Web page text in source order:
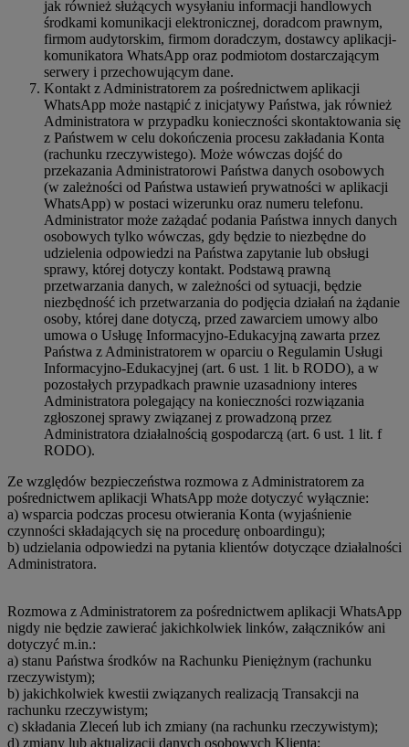
jak również służących wysyłaniu informacji handlowych
środkami komunikacji elektronicznej, doradcom prawnym,
firmom audytorskim, firmom doradczym, dostawcy aplikacji-
komunikatora WhatsApp oraz podmiotom dostarczającym
serwery i przechowującym dane.
Kontakt z Administratorem za pośrednictwem aplikacji
WhatsApp może nastąpić z inicjatywy Państwa, jak również
Administratora w przypadku konieczności skontaktowania się
z Państwem w celu dokończenia procesu zakładania Konta
(rachunku rzeczywistego). Może wówczas dojść do
przekazania Administratorowi Państwa danych osobowych
(w zależności od Państwa ustawień prywatności w aplikacji
WhatsApp) w postaci wizerunku oraz numeru telefonu.
Administrator może zażądać podania Państwa innych danych
osobowych tylko wówczas, gdy będzie to niezbędne do
udzielenia odpowiedzi na Państwa zapytanie lub obsługi
sprawy, której dotyczy kontakt. Podstawą prawną
przetwarzania danych, w zależności od sytuacji, będzie
niezbędność ich przetwarzania do podjęcia działań na żądanie
osoby, której dane dotyczą, przed zawarciem umowy albo
umowa o Usługę Informacyjno-Edukacyjną zawarta przez
Państwa z Administratorem w oparciu o Regulamin Usługi
Informacyjno-Edukacyjnej (art. 6 ust. 1 lit. b RODO), a w
pozostałych przypadkach prawnie uzasadniony interes
Administratora polegający na konieczności rozwiązania
zgłoszonej sprawy związanej z prowadzoną przez
Administratora działalnością gospodarczą (art. 6 ust. 1 lit. f
RODO).
Ze względów bezpieczeństwa rozmowa z Administratorem za
pośrednictwem aplikacji WhatsApp może dotyczyć wyłącznie:
a) wsparcia podczas procesu otwierania Konta (wyjaśnienie
czynności składających się na procedurę onboardingu);
b) udzielania odpowiedzi na pytania klientów dotyczące działalności
Administratora.
Rozmowa z Administratorem za pośrednictwem aplikacji WhatsApp
nigdy nie będzie zawierać jakichkolwiek linków, załączników ani
dotyczyć m.in.:
a) stanu Państwa środków na Rachunku Pieniężnym (rachunku
rzeczywistym);
b) jakichkolwiek kwestii związanych realizacją Transakcji na
rachunku rzeczywistym;
c) składania Zleceń lub ich zmiany (na rachunku rzeczywistym);
d) zmiany lub aktualizacji danych osobowych Klienta;